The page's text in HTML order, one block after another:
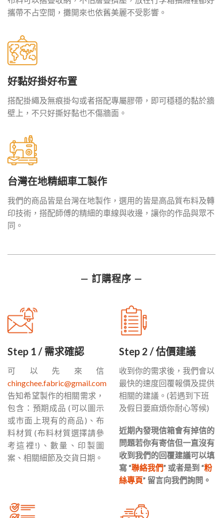
攜帶不占空間，攤開來也依舊美麗不受影響。
好黏好掛好布置
搭配掛繩及無痕掛勾或者搭配專屬膠帶，即可穩穩的黏於牆
壁上，不只好撕好黏也不傷牆面。
台灣在地精細車工製作
我們的商品皆是台灣在地製作，選用的皆是高品質布料及轉
印技術，搭配師傅的精細的車線與收邊，讓你的作品與眾不
同。
— 訂購程序 —
Step 1 / 需求確認
可以先來信
chingchee.fabric@gmail.com
告知希望製作的相關需求，
包含：預期成品 (可以圖示
或市面上現有的商品)、布
料材質 (布料材質選擇請參
考這裡!)、數量、印製圖
案、相關細節及交貨日期。
Step 2 / 估價建議
收到你的需求後，我們會以
最快的速度回覆報價及提供
相關的建議。(若遇到下班
及假日要麻煩你耐心等候)
近期內發現信箱會有掉信的
問題若你有寄信但一直沒有
收到我們的回覆建議可以填
寫 “聯絡我們” 或者是到 “粉
絲專頁” 留言向我們詢問。